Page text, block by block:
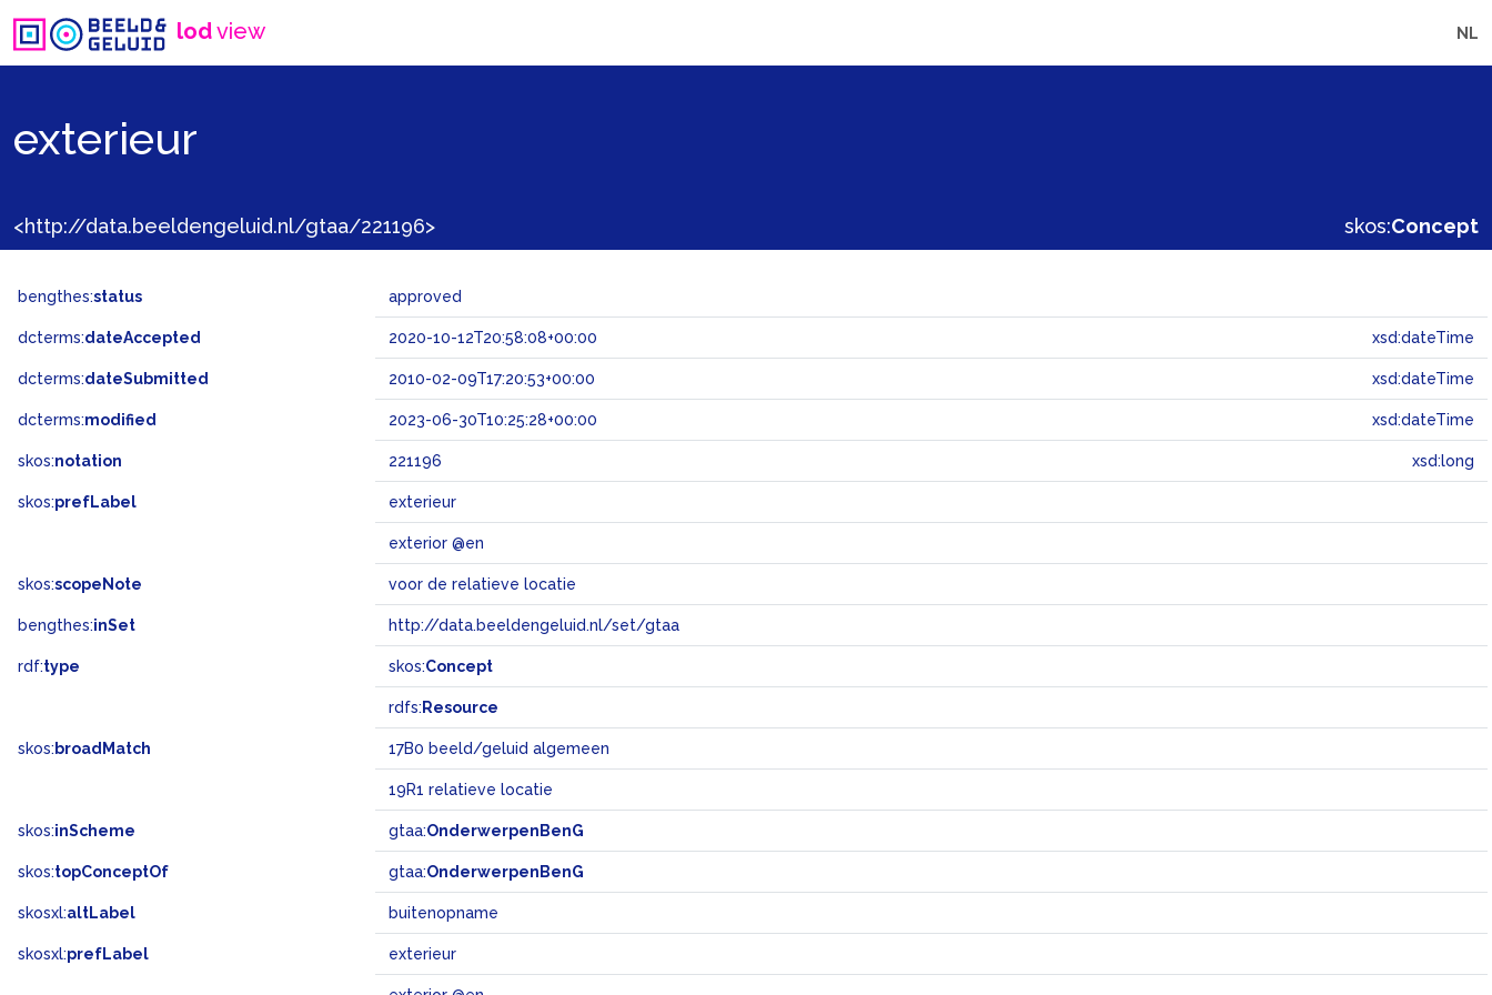
lodview NL
exterieur
<http://data.beeldengeluid.nl/gtaa/221196> skos:Concept
bengthes:status approved
dcterms:dateAccepted 2020-10-12T20:58:08+00:00 xsd:dateTime
dcterms:dateSubmitted 2010-02-09T17:20:53+00:00 xsd:dateTime
dcterms:modified 2023-06-30T10:25:28+00:00 xsd:dateTime
skos:notation 221196 xsd:long
skos:prefLabel exterieur
exterior @en
skos:scopeNote voor de relatieve locatie
bengthes:inSet http://data.beeldengeluid.nl/set/gtaa
rdf:type skos:Concept
rdfs: Resource
skos: broadMatch 17B0 beeld/geluid algemeen
19R1 relatieve locatie
skos:inScheme gtaa:OnderwerpenBenG
skos:topConceptOf gtaa:OnderwerpenBenG
skosxl:altLabel buitenopname
skosxl:prefLabel exterieur